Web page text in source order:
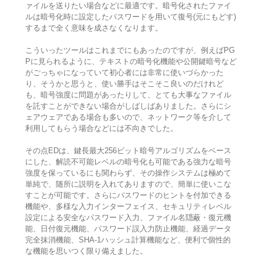
ァイルを送りたい場合などに最適です。暗号化されたファイ
ルは暗号化時に設定したパスワードを用いて復号(元にもどす)
するまで全く意味を成さなくなります。
こういったツールはこれまでにもあったのですが、例えばPG
Pに見られるように、テキストの暗号化機能や公開鍵暗号など
がごっちゃになっていて初心者には非常に使いづらかった
り、そうかと思うと、使い勝手はそこそこ良いのだけれど
も、暗号強度に問題があったりして、とても大事なファイル
を託すことができない場合がしばしばありました。さらにシ
ェアウェアである場合も多いので、ネットワーク等を介して
利用してもらう場合などには不向きでした。
その点EDは、鍵長最大256ビット暗号アルゴリズムをベース
にした、解読不可能レベルの暗号化も可能である強力な暗号
強度を保っているにも関わらず、その操作システムは極めて
単純で、随所に説明を入れてありますので、簡単に使いこな
すことが可能です。さらにパスワードのヒントを付加できる
機能や、多様な入力インターフェイス、セキュリティレベル
設定による安全なパスワード入力、ファイル名隠蔽・復元機
能、日付復元機能、パスワード誤入力防止機能、経過データ
完全抹消機能、SHA-1ハッシュ計算機能など、便利で個性的
な機能を思いつく限り備えました。